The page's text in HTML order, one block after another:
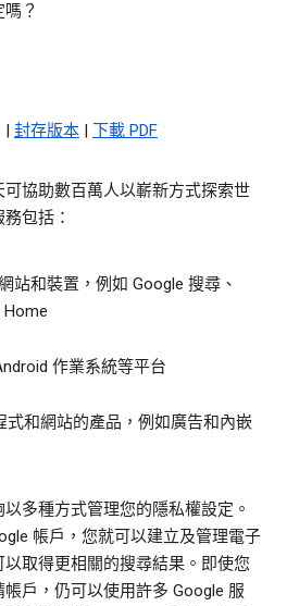
？
| 封存版本 | 下載 PDF
協助數百萬人以嶄新方式探索世
包括：
站和裝置，例如 Google 搜尋、
Home
作業系統等平台
式和網站的產品，例如廣告和內嵌
多種方式管理您的隱私權設定。
帳戶，您就可以建立及管理電子
取得更相關的搜尋結果。即使您
戶，仍可以使用許多 Google 服